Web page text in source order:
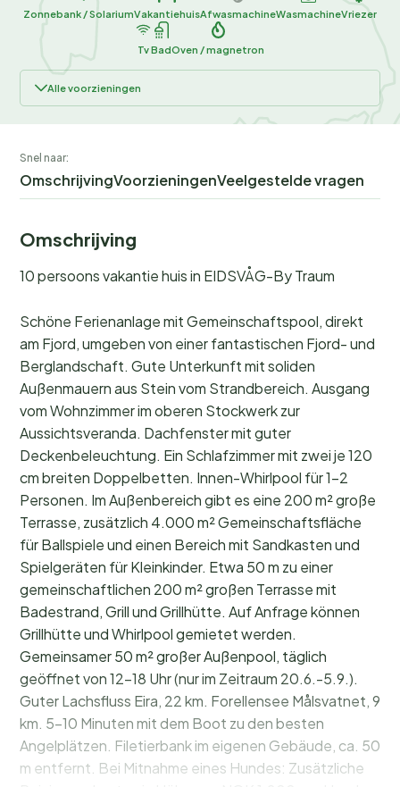
Zonnebank / SolariumVakantiehuisAfwasmachineWasmachineVriezer
TvBadOven / magnetron
Alle voorzieningen
Snel naar:
OmschrijvingVoorzieningenVeelgestelde vragen
Omschrijving
10 persoons vakantie huis in EIDSVÅG-By Traum
Schöne Ferienanlage mit Gemeinschaftspool, direkt
am Fjord, umgeben von einer fantastischen Fjord- und
Berglandschaft. Gute Unterkunft mit soliden
Außenmauern aus Stein vom Strandbereich. Ausgang
vom Wohnzimmer im oberen Stockwerk zur
Aussichtsveranda. Dachfenster mit guter
Deckenbeleuchtung. Ein Schlafzimmer mit zwei je 120
cm breiten Doppelbetten. Innen-Whirlpool für 1-2
Personen. Im Außenbereich gibt es eine 200 m² große
Terrasse, zusätzlich 4.000 m² Gemeinschaftsfläche
für Ballspiele und einen Bereich mit Sandkasten und
Spielgeräten für Kleinkinder. Etwa 50 m zu einer
gemeinschaftlichen 200 m² großen Terrasse mit
Badestrand, Grill und Grillhütte. Auf Anfrage können
Grillhütte und Whirlpool gemietet werden.
Gemeinsamer 50 m² großer Außenpool, täglich
geöffnet von 12-18 Uhr (nur im Zeitraum 20.6.-5.9.).
Guter Lachsfluss Eira, 22 km. Forellensee Målsvatnet, 9
km. 5–10 Minuten mit dem Boot zu den besten
Angelplätzen. Filetierbank im eigenen Gebäude, ca. 50
m entfernt. Bei Mitnahme eines Hundes: Zusätzliche